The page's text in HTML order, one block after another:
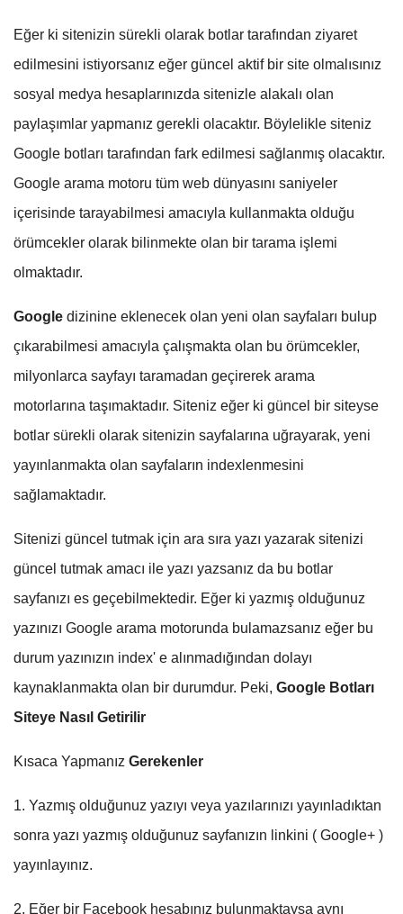
Eğer ki sitenizin sürekli olarak botlar tarafından ziyaret
edilmesini istiyorsanız eğer güncel aktif bir site olmalısınız
sosyal medya hesaplarınızda sitenizle alakalı olan
paylaşımlar yapmanız gerekli olacaktır. Böylelikle siteniz
Google botları tarafından fark edilmesi sağlanmış olacaktır.
Google arama motoru tüm web dünyasını saniyeler
içerisinde tarayabilmesi amacıyla kullanmakta olduğu
örümcekler olarak bilinmekte olan bir tarama işlemi
olmaktadır.
Google dizinine eklenecek olan yeni olan sayfaları bulup
çıkarabilmesi amacıyla çalışmakta olan bu örümcekler,
milyonlarca sayfayı taramadan geçirerek arama
motorlarına taşımaktadır. Siteniz eğer ki güncel bir siteyse
botlar sürekli olarak sitenizin sayfalarına uğrayarak, yeni
yayınlanmakta olan sayfaların indexlenmesini
sağlamaktadır.
Sitenizi güncel tutmak için ara sıra yazı yazarak sitenizi
güncel tutmak amacı ile yazı yazsanız da bu botlar
sayfanızı es geçebilmektedir. Eğer ki yazmış olduğunuz
yazınızı Google arama motorunda bulamazsanız eğer bu
durum yazınızın index' e alınmadığından dolayı
kaynaklanmakta olan bir durumdur. Peki, Google Botları
Siteye Nasıl Getirilir
Kısaca Yapmanız Gerekenler
1. Yazmış olduğunuz yazıyı veya yazılarınızı yayınladıktan
sonra yazı yazmış olduğunuz sayfanızın linkini ( Google+ )
yayınlayınız.
2. Eğer bir Facebook hesabınız bulunmaktaysa aynı